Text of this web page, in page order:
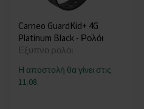
Carneo GuardKid+ 4G
Platinum Black - Ρολόι
Εξυπνο ρολόι
Η αποστολή θα γίνει στις
11.08.